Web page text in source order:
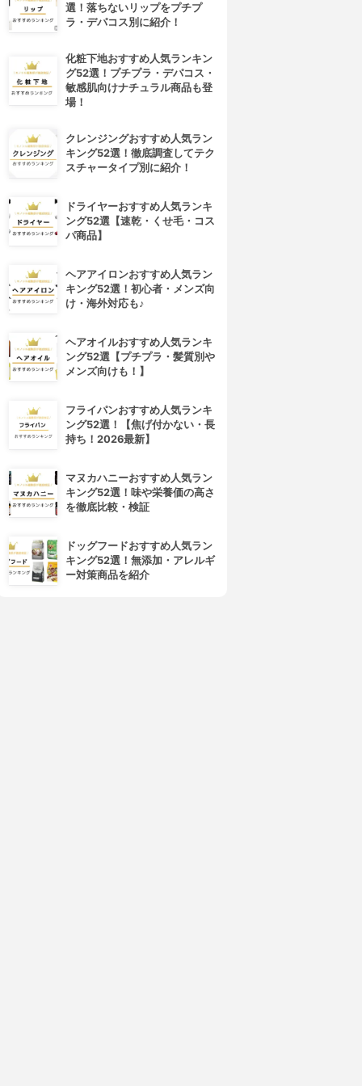
選！落ちないリップをプチプ
ラ・デパコス別に紹介！
化粧下地おすすめ人気ランキン
グ52選！プチプラ・デパコス・
敏感肌向けナチュラル商品も登
場！
クレンジングおすすめ人気ラン
キング52選！徹底調査してテク
スチャータイプ別に紹介！
ドライヤーおすすめ人気ランキ
ング52選【速乾・くせ毛・コス
パ商品】
ヘアアイロンおすすめ人気ラン
キング52選！初心者・メンズ向
け・海外対応も♪
ヘアオイルおすすめ人気ランキ
ング52選【プチプラ・髪質別や
メンズ向けも！】
フライパンおすすめ人気ランキ
ング52選！【焦げ付かない・長
持ち！2026最新】
マヌカハニーおすすめ人気ラン
キング52選！味や栄養価の高さ
を徹底比較・検証
ドッグフードおすすめ人気ラン
キング52選！無添加・アレルギ
ー対策商品を紹介